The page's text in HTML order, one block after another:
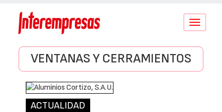
Conmutar
VENTANAS Y CERRAMIENTOS
ACTUALIDAD